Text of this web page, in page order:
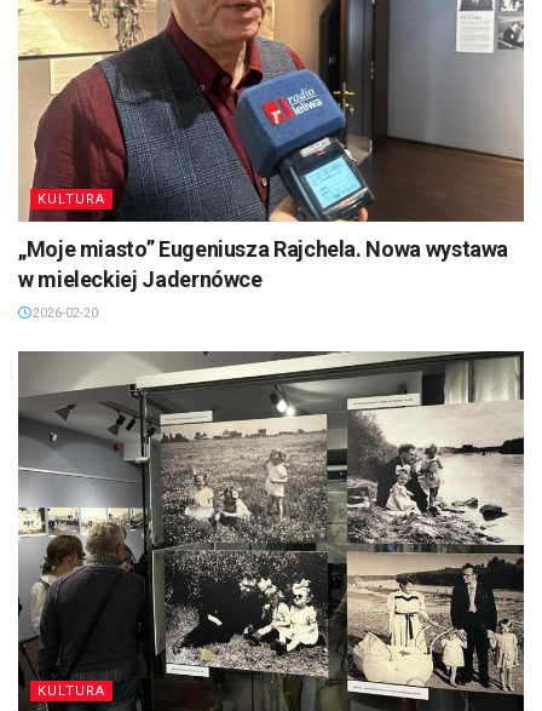
KULTURA
„Moje miasto” Eugeniusza Rajchela. Nowa wystawa
w mieleckiej Jadernówce
2026-02-20
KULTURA